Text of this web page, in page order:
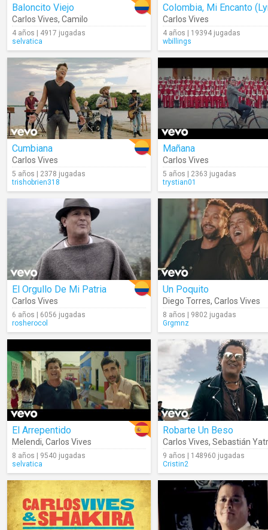
Baloncito Viejo
Carlos Vives, Camilo
4 años | 4917 jugadas
selvatica
Carlos Vives
4 años | 19394 jugadas
wbillings
Cumbiana
Carlos Vives
5 años | 2378 jugadas
trishobrien318
Mañana
Carlos Vives
5 años | 2363 jugadas
trystian01
El Orgullo De Mi Patria
Carlos Vives
6 años | 6056 jugadas
rosherocol
Un Poquito
Diego Torres, Carlos Vives
8 años | 9802 jugadas
Grgmnz
El Arrepentido
Melendi, Carlos Vives
8 años | 9540 jugadas
selvatica
Robarte Un Beso
Carlos Vives, Sebastián
9 años | 148960 jugadas
Cristin2